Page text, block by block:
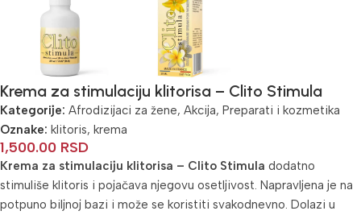
Krema za stimulaciju klitorisa – Clito Stimula
Kategorije: Afrodizijaci za žene, Akcija, Preparati i kozmetika
Oznake: klitoris, krema
1,500.00 RSD
Krema za stimulaciju klitorisa – Clito Stimula dodatno
stimuliše klitoris i pojačava njegovu osetljivost. Napravljena je na
potpuno biljnoj bazi i može se koristiti svakodnevno. Dolazi u